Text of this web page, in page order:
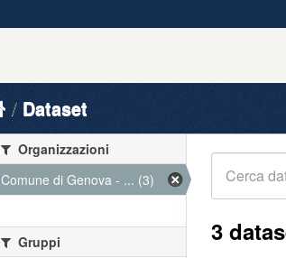
Dataset
3
Organizzazioni
Comune di Genova - ... (3)
Gruppi